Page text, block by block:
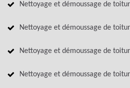
Nettoyage et démoussage de
Nettoyage et démoussage de
Nettoyage et démoussage de
Nettoyage et démoussage de